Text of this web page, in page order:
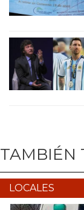
TAMBIÉN
LOCALES